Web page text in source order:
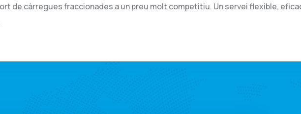
de càrregues fraccionades a un preu molt competitiu. Un servei flexible,